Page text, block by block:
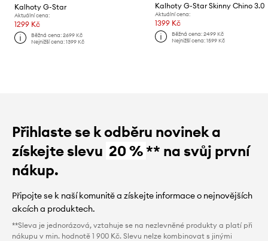
Kalhoty G-Star
Aktuální cena:
1299 Kč
Běžná cena:2699 Kč
Nejnižší cena:1399 Kč
Kalhoty G-Star Skinny Chino 3.0
Aktuální cena:
1399 Kč
Běžná cena: 2499 Kč
Nejnižší cena: 1599 Kč
Přihlaste se k odběru novinek a
získejte slevu 20 %** na svůj první
nákup.
Připojte se k naší komunitě a získejte informace o nejnovějších
akcích a produktech.
**Sleva je jednorázová, vztahuje se na nezlevněné produkty a platí při
nákupu v min. hodnotě 1 900 Kč. Slevu nelze kombinovat s jinými